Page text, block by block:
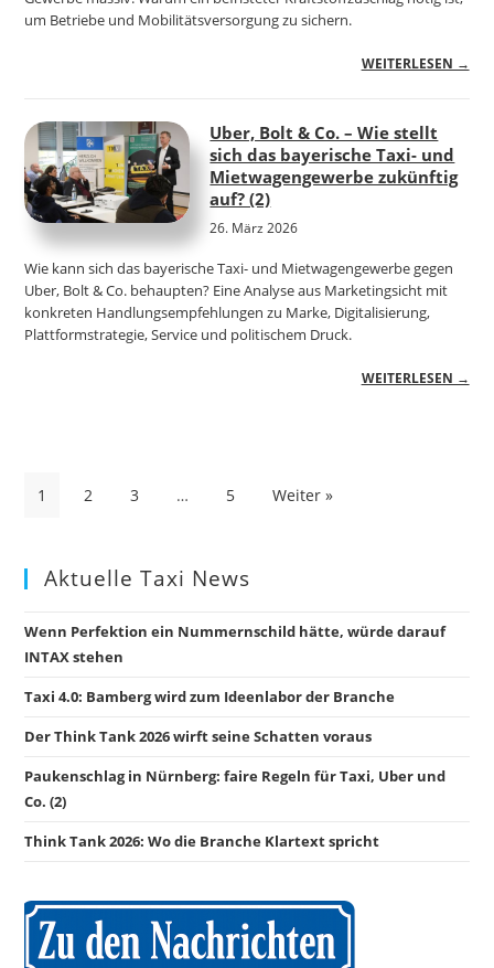
um Betriebe und Mobilitätsversorgung zu sichern.
WEITERLESEN →
Uber, Bolt & Co. – Wie stellt
sich das bayerische Taxi- und
Mietwagengewerbe zukünftig
auf? (2)
26. März 2026
Wie kann sich das bayerische Taxi- und Mietwagengewerbe gegen
Uber, Bolt & Co. behaupten? Eine Analyse aus Marketingsicht mit
konkreten Handlungsempfehlungen zu Marke, Digitalisierung,
Plattformstrategie, Service und politischem Druck.
WEITERLESEN →
der1 2 3 … 5 Weiter »
Aktuelle Taxi News
Wenn Perfektion ein Nummernschild hätte, würde darauf
INTAX stehen
Taxi 4.0: Bamberg wird zum Ideenlabor der Branche
Der Think Tank 2026 wirft seine Schatten voraus
Paukenschlag in Nürnberg: faire Regeln für Taxi, Uber und
Co. (2)
Think Tank 2026: Wo die Branche Klartext spricht